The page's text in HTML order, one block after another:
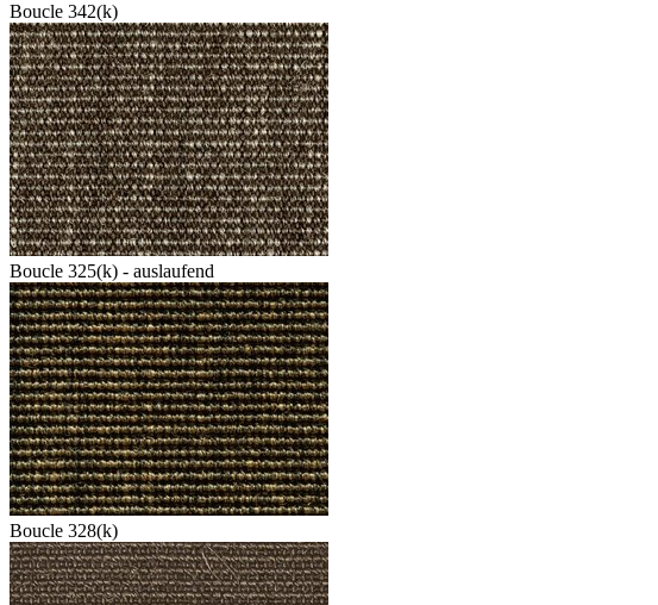
Boucle 342(k)
Boucle 325(k) - auslaufend
Boucle 328(k)